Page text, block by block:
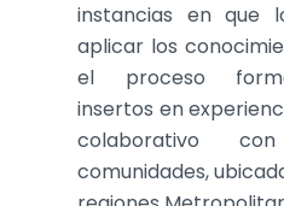
instancias en que
aplicar los
el proceso
insertos en
colaborativo
comunidades,